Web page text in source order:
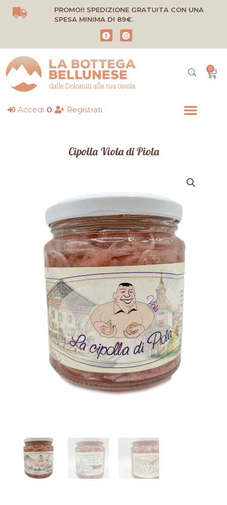
Vai
PROMO!! SPEDIZIONE GRATUITA CON UNA
SPESA MINIMA DI 89€.
0
Accedi o Registrati
Cipolla Viola di Piola